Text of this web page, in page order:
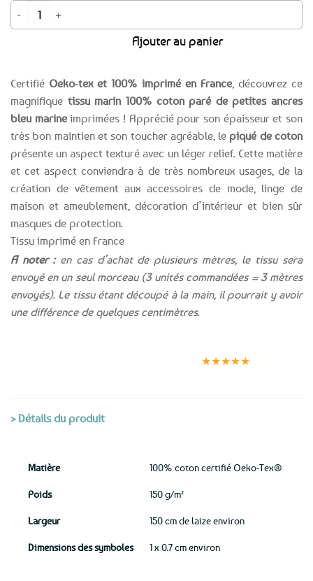
Certifié Oeko-tex et 100% imprimé en France, découvrez ce
magnifique tissu marin 100% coton paré de petites ancres
bleu marineimprimées ! Apprécié pour son épaisseur et son
très bon maintien et son toucher agréable, le piqué de coton
présente un aspect texturé avec un léger relief. Cette matière
et cet aspect conviendra à de très nombreux usages, de la
création de vêtement aux accessoires de mode, linge de
maison et ameublement, décoration d’intérieur et bien sûr
masques de protection.
Tissu imprimé en France
A noter :en cas d’achat de plusieurs mètres, le tissu sera
envoyé en un seul morceau (3 unités commandées = 3 mètres
envoyés). Le tissu étant découpé à la main, il pourrait y avoir
une différence de quelques centimètres.
quantité de Tissu piqué de coton Ancres marines
Ajouter au panier
★★★★★
> Détails du produit
Matière 100% coton certifié Oeko-Tex®
Poids 150 g/m²
Largeur 150 cm de laize environ
Dimensions des symboles 1 x 0.7 cm environ